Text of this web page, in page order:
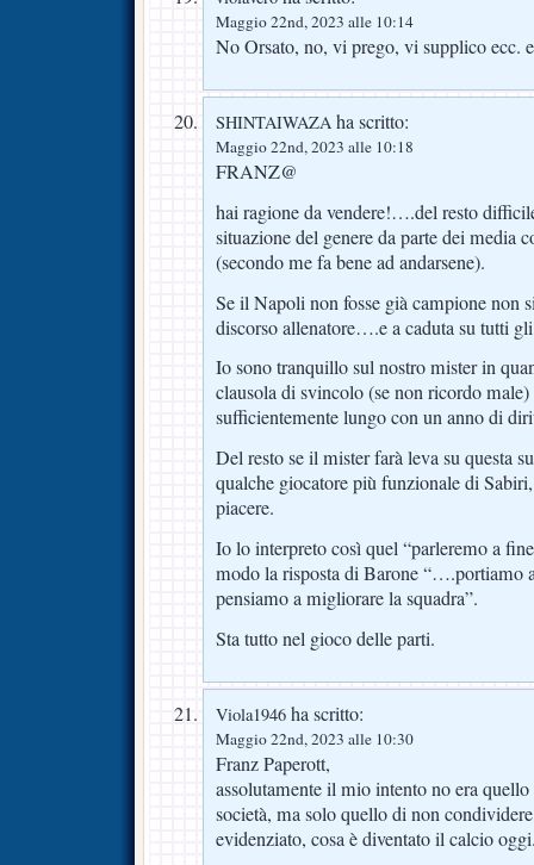
Maggio 22nd, 2023 alle 10:14
No Orsato, no, vi prego, vi supplico
SHINTAIWAZA ha scritto:
Maggio 22nd, 2023 alle 10:18
FRANZ@
hai ragione da vendere!….del resto
situazione del genere da parte dei media
(secondo me fa bene ad andarsene).
Se il Napoli non fosse già campione non
discorso allenatore….e a caduta su tutti
Io sono tranquillo sul nostro mister in
clausola di svincolo (se non ricordo
sufficientemente lungo con un anno di
Del resto se il mister farà leva su questa
qualche giocatore più funzionale di
piacere.
Io lo interpreto così quel “parleremo a
modo la risposta di Barone “….portiamo
pensiamo a migliorare la squadra”.
Sta tutto nel gioco delle parti.
Viola1946 ha scritto:
Maggio 22nd, 2023 alle 10:30
Franz Paperott,
assolutamente il mio intento no era
società, ma solo quello di non
evidenziato, cosa è diventato il calcio